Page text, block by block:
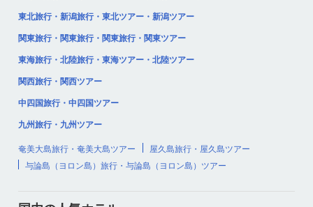
東北旅行・新潟旅行・東北ツアー・新潟ツアー
関東旅行・関東旅行・関東旅行・関東ツアー
東海旅行・北陸旅行・東海ツアー・北陸ツアー
関西旅行・関西ツアー
中四国旅行・中四国ツアー
九州旅行・九州ツアー
奄美大島旅行・奄美大島ツアー
屋久島旅行・屋久島ツアー
与論島（ヨロン島）旅行・与論島（ヨロン島）ツアー